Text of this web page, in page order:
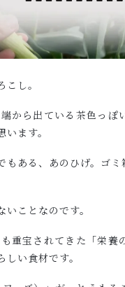
し。
から出ている茶色っぽ
ます。
ある、あのひげ。ゴ
ことなのです。
重宝されてきた「栄養
い食材です。